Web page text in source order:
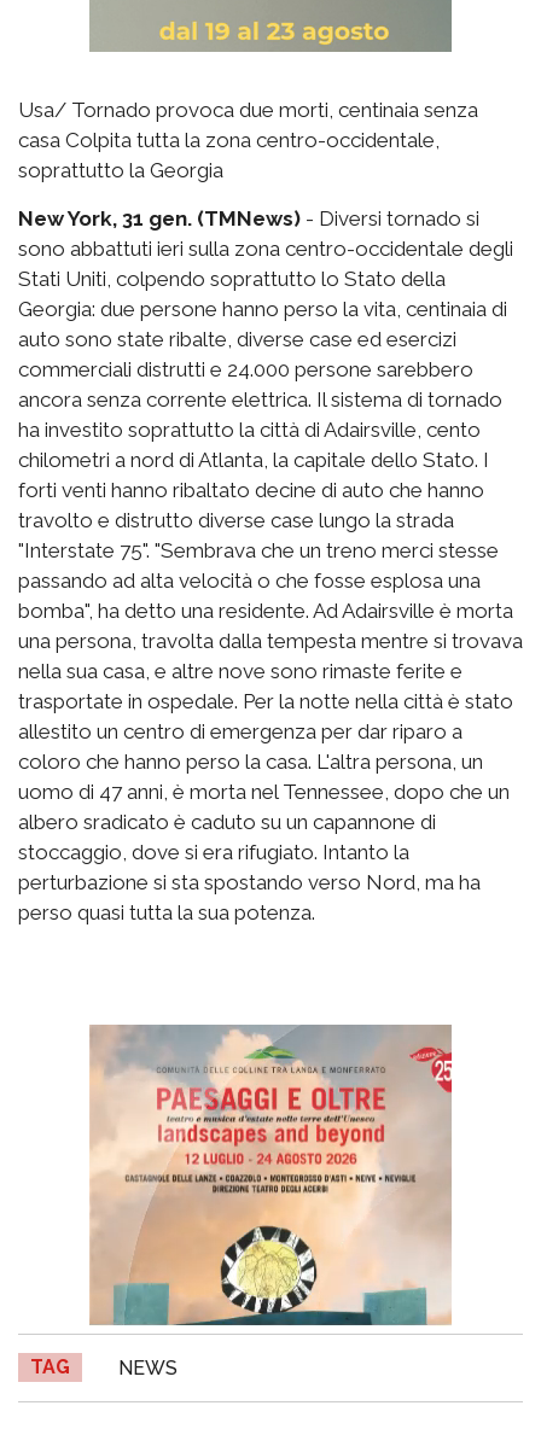
Usa/ Tornado provoca due morti, centinaia senza
casa Colpita tutta la zona centro-occidentale,
soprattutto la Georgia
New York, 31 gen. (TMNews) - Diversi tornado si
sono abbattuti ieri sulla zona centro-occidentale degli
Stati Uniti, colpendo soprattutto lo Stato della
Georgia: due persone hanno perso la vita, centinaia di
auto sono state ribalte, diverse case ed esercizi
commerciali distrutti e 24.000 persone sarebbero
ancora senza corrente elettrica. Il sistema di tornado
ha investito soprattutto la città di Adairsville, cento
chilometri a nord di Atlanta, la capitale dello Stato. I
forti venti hanno ribaltato decine di auto che hanno
travolto e distrutto diverse case lungo la strada
"Interstate 75". "Sembrava che un treno merci stesse
passando ad alta velocità o che fosse esplosa una
bomba", ha detto una residente. Ad Adairsville è morta
una persona, travolta dalla tempesta mentre si trovava
nella sua casa, e altre nove sono rimaste ferite e
trasportate in ospedale. Per la notte nella città è stato
allestito un centro di emergenza per dar riparo a
coloro che hanno perso la casa. L'altra persona, un
uomo di 47 anni, è morta nel Tennessee, dopo che un
albero sradicato è caduto su un capannone di
stoccaggio, dove si era rifugiato. Intanto la
perturbazione si sta spostando verso Nord, ma ha
perso quasi tutta la sua potenza.
TAG NEWS